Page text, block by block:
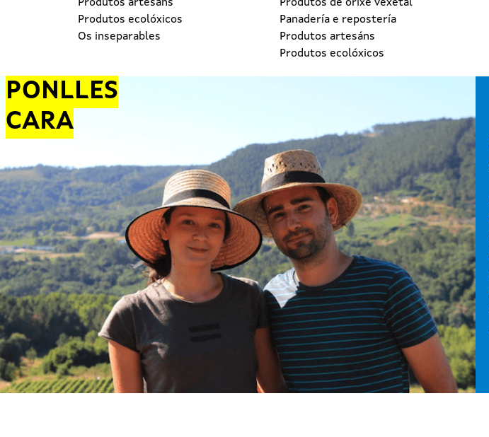
Produtos artesáns
Produtos ecolóxicos
Os inseparables
Produtos de orixe vexetal
Panadería e repostería
Produtos artesáns
Produtos ecolóxicos
PONLLES
CARA